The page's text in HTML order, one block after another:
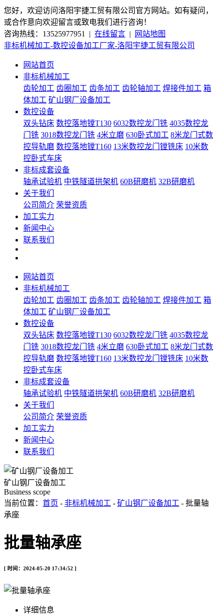
您好，欢迎访问洛阳宇捷工贸有限公司官方网站。如有疑问，
或合作意向欢迎留言或致电我们进行咨询！
咨询热线：13525977951 | 在线留言 |
网站地图
非标机械加工-数控设备加工厂家-洛阳宇捷工贸有限公司
网站首页
非标机械加工
齿轮加工 齿圈加工 齿条加工 齿轮轴加工 焊接件加工 箱
体加工 矿山钢厂设备加工
数控设备
双头钻床 数控落地镗T130 6032数控龙门铣 4035数控龙
门铣 3018数控龙门铣 4米立磨 630卧式加工 8米龙门式数
控导轨磨 数控落地镗T160 13米数控龙门镗铣床 10米数
控卧式车床
非标成套设备
轴承试验机 中铁隧道拱架机 60B研磨机 32B研磨机
关于我们
公司简介 荣誉资质
加工实力
新闻中心
联系我们
网站首页
非标机械加工
齿轮加工 齿圈加工 齿条加工 齿轮轴加工 焊接件加工 箱
体加工 矿山钢厂设备加工
数控设备
双头钻床 数控落地镗T130 6032数控龙门铣 4035数控龙
门铣 3018数控龙门铣 4米立磨 630卧式加工 8米龙门式数
控导轨磨 数控落地镗T160 13米数控龙门镗铣床 10米数
控卧式车床
非标成套设备
轴承试验机 中铁隧道拱架机 60B研磨机 32B研磨机
关于我们
公司简介 荣誉资质
加工实力
新闻中心
联系我们
矿山钢厂设备加工
Business scope
当前位置： 首页 - 非标机械加工 - 矿山钢厂设备加工 - 批量轴
承座
批量轴承座
[ 时间：2024-05-20 17:34:52 ]
详细信息